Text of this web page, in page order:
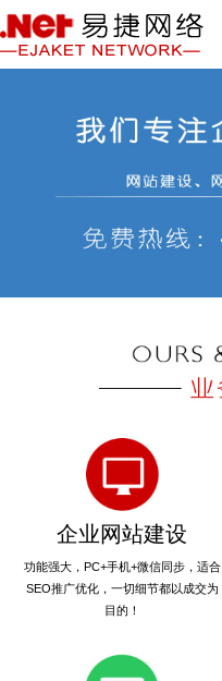
企业网站建设
功能强大，PC+手机+微信同步，适合
SEO推广优化，一切细节都以成交为
目的！